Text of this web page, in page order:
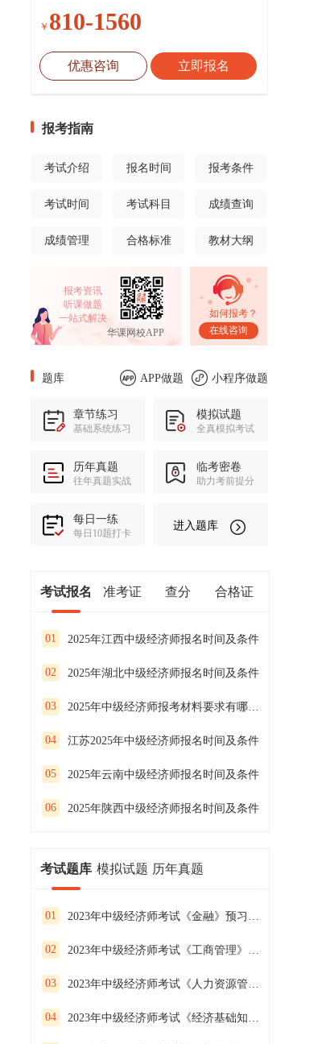
￥ 810-1560
优惠咨询 立即报名
报考指南
考试介绍 报名时间 报考条件
考试时间 考试科目 成绩查询
成绩管理 合格标准 教材大纲
报考资讯
听课做题
一站式解决
华课网校APP
如何报考？
在线咨询
题库 APP做题 小程序做题
章节练习
基础系统练习
模拟试题
全真模拟考试
历年真题
往年真题实战
临考密卷
助力考前提分
每日一练
每日10题打卡
进入题库
考试报名 准考证 查分 合格证
01 2025年江西中级经济师报名时间及条件
02 2025年湖北中级经济师报名时间及条件
03 2025年中级经济师报考材料要求有哪些内容
04 江苏2025年中级经济师报名时间及条件
05 2025年云南中级经济师报名时间及条件
06 2025年陕西中级经济师报名时间及条件
考试题库 模拟试题 历年真题
01 2023年中级经济师考试《金融》预习试卷（二）
02 2023年中级经济师考试《工商管理》预习试卷（一）
03 2023年中级经济师考试《人力资源管理》预习试卷（三）
04 2023年中级经济师考试《经济基础知识》预习试卷（二）